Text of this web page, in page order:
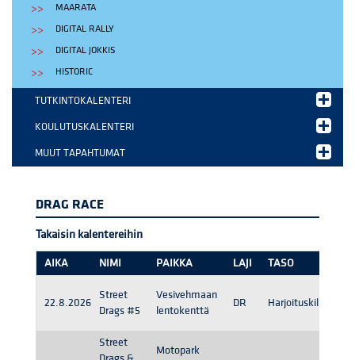
MAARATA
DIGITAL RALLY
DIGITAL JOKKIS
HISTORIC
TUTKINTOKALENTERI
KOULUTUSKALENTERI
MUUT TAPAHTUMAT
DRAG RACE
Takaisin kalentereihin
AIKA NIMI PAIKKA LAJI TASO
22.8.2026
Street
Drags #5
Vesivehmaan
lentokenttä
DR Harjoituskilpailu
Street
Motopark